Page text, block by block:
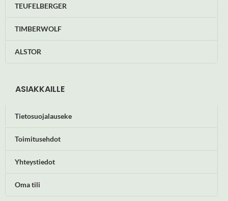
TEUFELBERGER
TIMBERWOLF
ALSTOR
ASIAKKAILLE
Tietosuojalauseke
Toimitusehdot
Yhteystiedot
Oma tili